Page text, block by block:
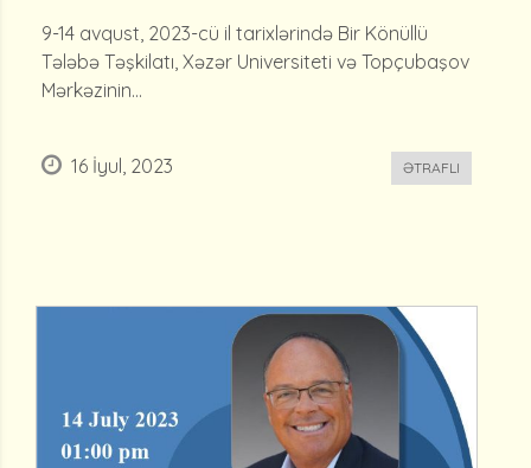
9-14 avqust, 2023-cü il tarixlərində Bir Könüllü
Tələbə Təşkilatı, Xəzər Universiteti və Topçubaşov
Mərkəzinin...
16 İyul, 2023 ƏTRAFLI